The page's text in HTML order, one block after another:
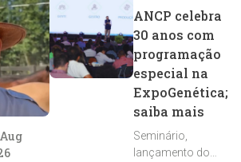
ANCP celebra
30 anos com
programação
especial na
ExpoGenética;
saiba mais
Seminário,
lançamento do